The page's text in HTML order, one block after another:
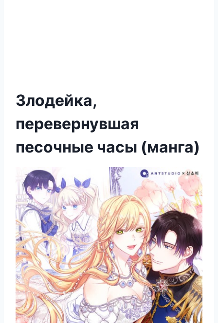
Злодейка,
перевернувшая
песочные часы (манга)